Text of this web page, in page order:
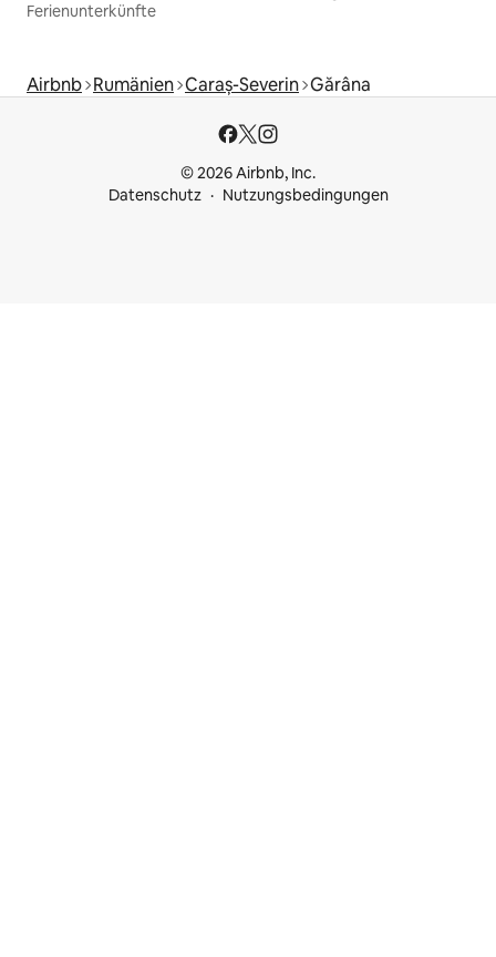
Ferienunterkünfte
Airbnb Rumänien Caraș-Severin Gărâna
© 2026 Airbnb, Inc.
Datenschutz
Nutzungsbedingungen